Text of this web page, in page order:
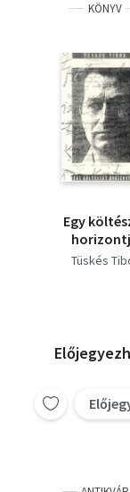
KÖNYV
Egy
Tüskés